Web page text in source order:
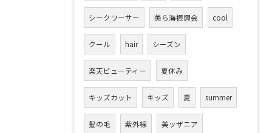
シークワーサー 美ら海振興会 cool
クール hair シーズン
楽天ビューティー 夏休み
キッズカット キッズ 夏 summer
髪の毛 紫外線 美ッザニア